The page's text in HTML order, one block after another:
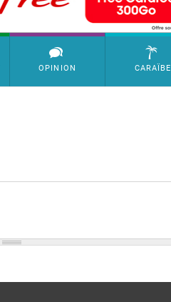
OPINION CARAÏBE